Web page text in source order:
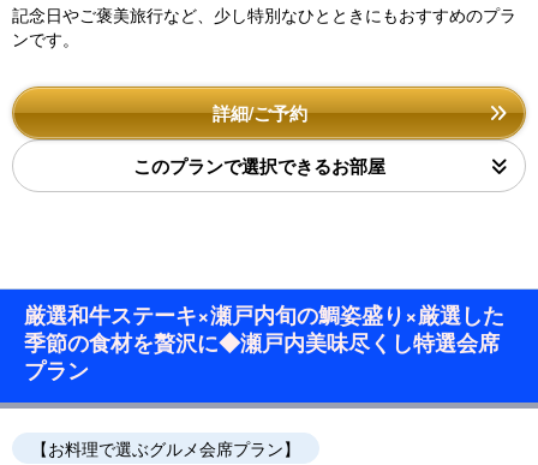
記念日やご褒美旅行など、少し特別なひとときにもおすすめのプラ
ンです。
詳細/ご予約
このプランで選択できるお部屋
厳選和牛ステーキ×瀬戸内旬の鯛姿盛り×厳選した
季節の食材を贅沢に◆瀬戸内美味尽くし特選会席
プラン
【お料理で選ぶグルメ会席プラン】